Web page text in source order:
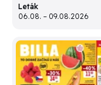
Leták
06.08. – 09.08.2026